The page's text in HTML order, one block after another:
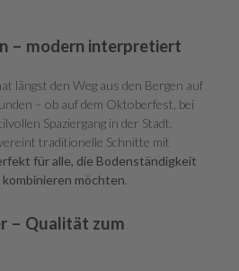
– modern interpretiert
längst den Weg aus den Bergen auf
– ob auf dem Oktoberfest, bei
Spaziergang in der Stadt.
traditionelle Schnitte mit
für alle, die Bodenständigkeit
möchten
– Qualität zum